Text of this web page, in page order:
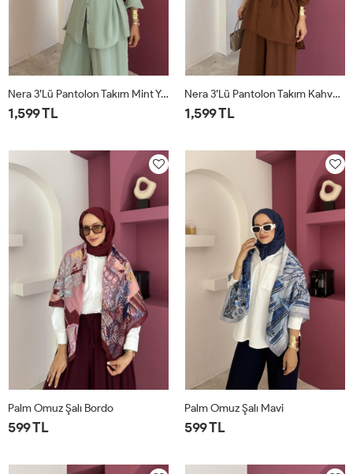
Nera 3’lü Pantolon Takım Mint Yeşili
1,599 TL
Nera 3’lü Pantolon Takım Kahverengi
1,599 TL
Palm Omuz Şalı Bordo
599 TL
Palm Omuz Şalı Mavi
599 TL